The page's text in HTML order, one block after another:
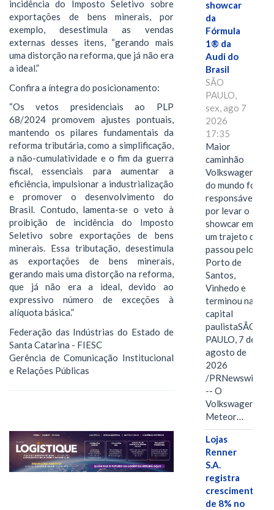
incidência do Imposto Seletivo sobre
exportações de bens minerais, por
exemplo, desestimula as vendas
externas desses itens, “gerando mais
uma distorção na reforma, que já não era
a ideal.”
Confira a íntegra do posicionamento:
“Os vetos presidenciais ao PLP
68/2024 promovem ajustes pontuais,
mantendo os pilares fundamentais da
reforma tributária, como a simplificação,
a não-cumulatividade e o fim da guerra
fiscal, essenciais para aumentar a
eficiência, impulsionar a industrialização
e promover o desenvolvimento do
Brasil. Contudo, lamenta-se o veto à
proibição de incidência do Imposto
Seletivo sobre exportações de bens
minerais. Essa tributação, desestimula
as exportações de bens minerais,
gerando mais uma distorção na reforma,
que já não era a ideal, devido ao
expressivo número de exceções à
alíquota básica.”
Federação das Indústrias do Estado de
Santa Catarina - FIESC
Gerência de Comunicação Institucional
e Relações Públicas
showcar
da
Fórmula
1® da
Audi do
Brasil
SÃO
PAULO,
sex, ago 7
2026
17:35
Maior
caminhão
Volkswagen
do mundo foi
responsável
por levar o
showcar em
um trajeto que
passou pelo
Porto de
Santos,
Vinhedo e
terminou na
capital
paulistaSÃO
PAULO, 7 de
agosto de
2026
/PRNewswire/
-- O
Volkswagen
Meteor…
Lojas
Renner
S.A.
registra
crescimento
de 8% no